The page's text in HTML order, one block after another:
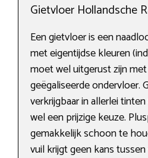
Gietvloer Hollandsche
Een gietvloer is een
met eigentijdse kleuren
moet wel uitgerust zijn
geëgaliseerde ondervloer.
verkrijgbaar in allerlei
wel een prijzige keuze.
gemakkelijk schoon te
vuil krijgt geen kans